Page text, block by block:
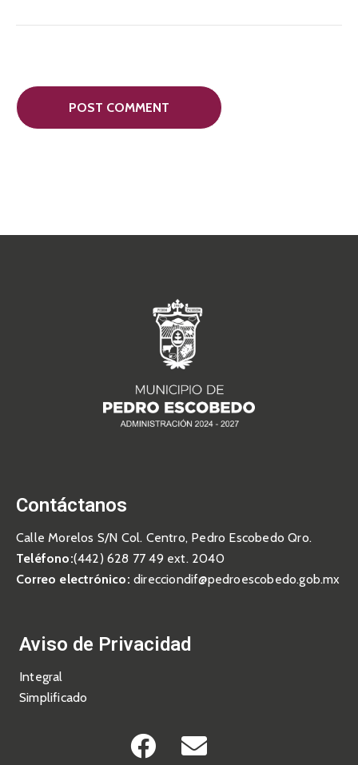
Contáctanos
Calle Morelos S/N Col. Centro, Pedro Escobedo Qro.
Teléfono:(442) 628 77 49 ext. 2040
Correo electrónico: direcciondif@pedroescobedo.gob.mx
Aviso de Privacidad
Integral
Simplificado